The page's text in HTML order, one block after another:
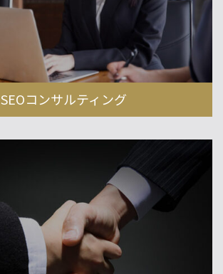
SEOコンサルティング